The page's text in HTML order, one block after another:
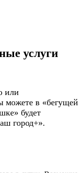
услуги
или
можете в «бегущей
будет
город+».